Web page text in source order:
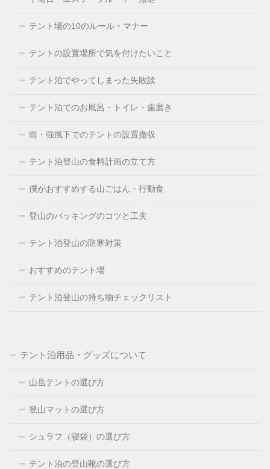
テント場の10のルール・マナー
テントの設置場所で気を付けたいこと
テント泊でやってしまった失敗談
テント泊でのお風呂・トイレ・歯磨き
雨・強風下でのテントの設置撤収
テント泊登山の食料計画の立て方
僕がおすすめする山ごはん・行動食
登山のパッキングのコツと工夫
テント泊登山の防寒対策
おすすめのテント場
テント泊登山の持ち物チェックリスト
テント泊用品・グッズについて
山岳テントの選び方
登山マットの選び方
シュラフ（寝袋）の選び方
テント泊の登山靴の選び方